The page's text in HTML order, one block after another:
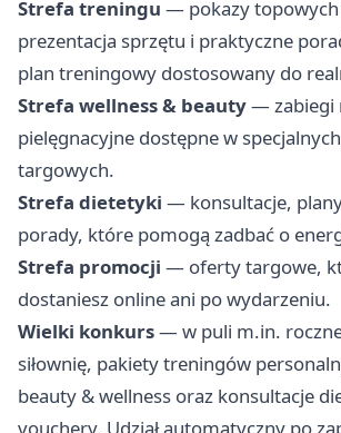
Strefa treningu — pokazy
prezentacja sprzętu i praktyczne
plan treningowy dostosowany do
Strefa wellness & beauty— zabiegi
pielęgnacyjne dostępne w
targowych.
Strefa dietetyki — konsultacje,
porady, które pomogą zadbać o
Strefa promocji — oferty targowe,
dostaniesz online ani po wydarzeniu.
Wielki konkurs— w puli m.in.
siłownię, pakiety treningów
beauty & wellness oraz konsultacje
vouchery. Udział automatyczny po